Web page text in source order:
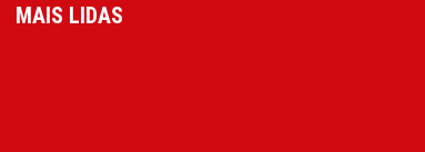
MAIS LIDAS